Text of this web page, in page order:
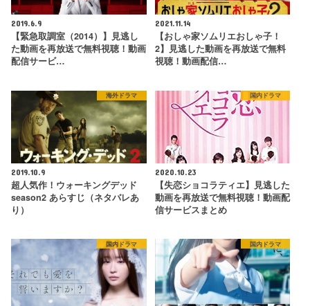
2019.6.9
【緊急取調室（2014）】見逃し
た動画を再放送で無料視聴！動画
配信サービ…
2021.11.14
【おしゃ家ソムリエおしゃ子！
2】見逃した動画を再放送で無料
視聴！動画配信…
海外ドラマ
2019.10.9
超人気作！ウォーキングデッド
season2 あらすじ（ネタバレあ
り）
国内ドラマ
2020.10.23
【失恋ショコラティエ】見逃した
動画を再放送で無料視聴！動画配
信サービスまとめ
国内ドラマ 国内ドラマ